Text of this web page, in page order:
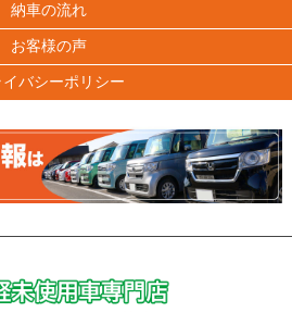
納車の流れ
お客様の声
イバシーポリシー